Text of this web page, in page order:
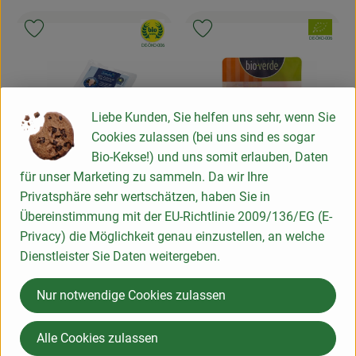
, Preis:
4,89 €
Rindersalami Scheiben 80g
, Herkunft:
Deutschland
Produkt zum Warenkorb hinzufügen
, Verband:
, Kontrollstelle:
DE-ÖKO-006
Produkt zu Favouriten hinzufügen
, Preis:
4,49 €
Chorizo-Papr-Salami
Aufschnitt
, Herkunft:
Spanien56,12 €/ 1kg
, Verband:
, Kontrollstelle:
DE-ÖKO-006
Produkt zu Favouriten hinzufügen
, Verband: , Verband:
Produkt zu Favouriten hinzufügen
Liebe Kunden, Sie helfen uns sehr, wenn Sie
Cookies zulassen (bei uns sind es sogar
Bio-Kekse!) und uns somit erlauben, Daten
für unser Marketing zu sammeln. Da wir Ihre
Privatsphäre sehr wertschätzen, haben Sie in
Übereinstimmung mit der EU-Richtlinie 2009/136/EG (E-
Privacy) die Möglichkeit genau einzustellen, an welche
Dienstleister Sie Daten weitergeben.
Nur notwendige Cookies zulassen
Alle Cookies zulassen